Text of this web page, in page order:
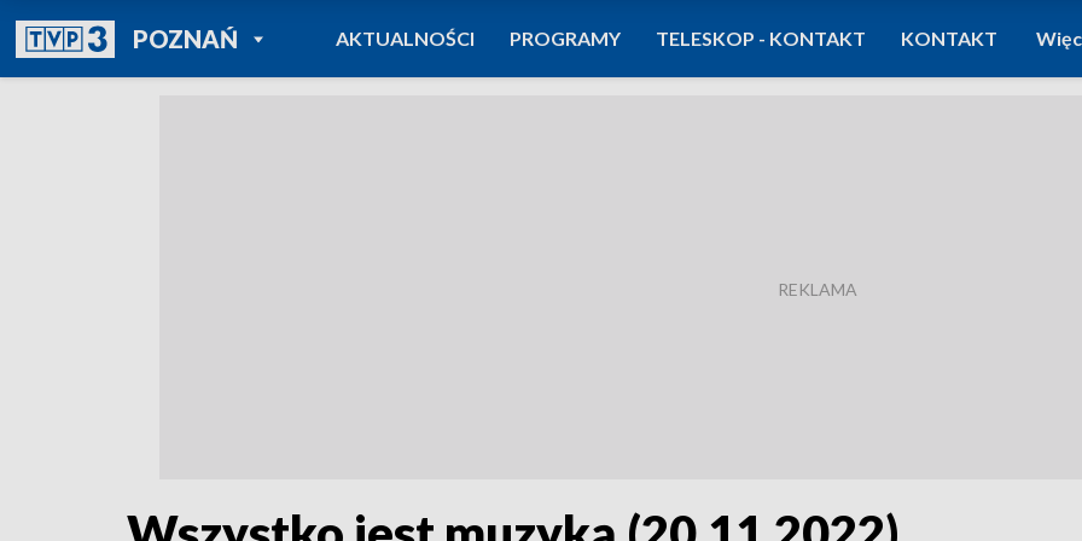
POZNAŃPOWRÓT DO
TVP REGIONY
AKTUALNOŚCI PROGRAMY TELESKOP - KONTAKT KONTAKT